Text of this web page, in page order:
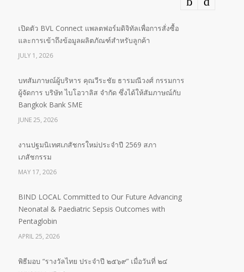
เปิดตัว BVL Connect แพลตฟอร์มดิจิทัลเพื่อการสั่งซื้อ
และการเข้าถึงข้อมูลผลิตภัณฑ์สำหรับลูกค้า
JULY 1, 2026
บทสัมภาษณ์ผู้บริหาร คุณวีระชัย ธารมณีวงศ์ กรรมการ
ผู้จัดการ บริษัท ไบโอวาลิส จำกัด ซึ่งได้ให้สัมภาษณ์กับ
Bangkok Bank SME
JUNE 25, 2026
งานปฐมนิเทศเภสัชกรใหม่ประจำปี 2569 สภา
เภสัชกรรม
MAY 17, 2026
BIND LOCAL Committed to Our Future Advancing
Neonatal & Paediatric Sepsis Outcomes with
Pentaglobin
APRIL 25, 2026
พิธีมอบ “รางวัลไทย ประจำปี ๒๕๖๙” เมื่อวันที่ ๒๔